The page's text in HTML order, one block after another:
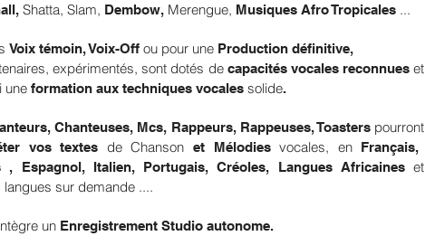
Shatta, Slam, Dembow, Merengue, Musiques Afro Tropicales ...
Voix témoin, Voix-Off ou pour une Production définitive,
expérimentés, sont dotés de capacités vocales reconnueset
une formation aux techniques vocales solide.
Chanteuses, Mcs, Rappeurs, Rappeuses, Toasters pourront
vos textes de Chansonet Mélodiesvocales, en Français,
, Espagnol, Italien, Portugais, Créoles, Langues Africaines et
langues sur demande ....
un Enregistrement Studio autonome.